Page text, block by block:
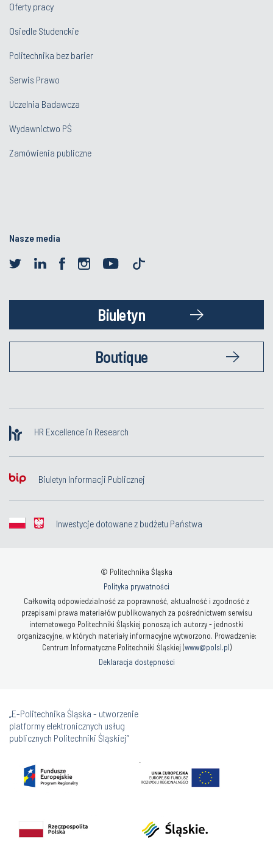
Oferty pracy
Osiedle Studenckie
Politechnika bez barier
Serwis Prawo
Uczelnia Badawcza
Wydawnictwo PŚ
Zamówienia publiczne
Nasze media
Biuletyn
Boutique
HR Excellence in Research
Biuletyn Informacji Publicznej
Inwestycje dotowane z budżetu Państwa
© Politechnika Śląska
Polityka prywatności
Całkowitą odpowiedzialność za poprawność, aktualność i zgodność z
przepisami prawa materiałów publikowanych za pośrednictwem serwisu
internetowego Politechniki Śląskiej ponoszą ich autorzy - jednostki
organizacyjne, w których materiały informacyjne wytworzono. Prowadzenie:
Centrum Informatyczne Politechniki Śląskiej (www@polsl.pl)
Deklaracja dostępności
„E-Politechnika Śląska - utworzenie
platformy elektronicznych usług
publicznych Politechniki Śląskiej”